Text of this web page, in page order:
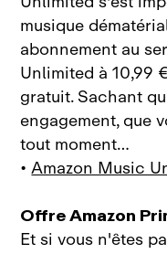
musique
abonnement au
Unlimited à 10,99
gratuit. Sachant
engagement, que
tout moment…
•Amazon Music
Offre Amazon
Et si vous n'êtes